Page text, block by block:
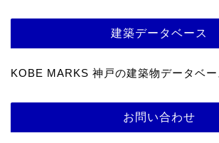
建築データベース
KOBE MARKS 神戸の建築物データベー
お問い合わせ